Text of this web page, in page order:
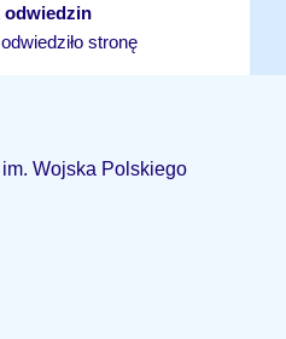
odwiedzin
stronę
Wojska Polskiego